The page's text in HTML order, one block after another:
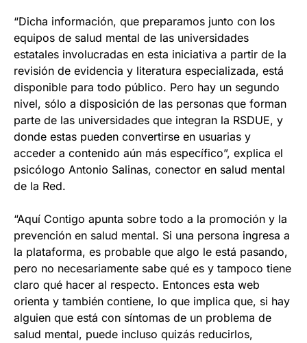
“Dicha información, que preparamos junto con los
equipos de salud mental de las universidades
estatales involucradas en esta iniciativa a partir de la
revisión de evidencia y literatura especializada, está
disponible para todo público. Pero hay un segundo
nivel, sólo a disposición de las personas que forman
parte de las universidades que integran la RSDUE, y
donde estas pueden convertirse en usuarias y
acceder a contenido aún más específico”, explica el
psicólogo Antonio Salinas, conector en salud mental
de la Red.
“Aquí Contigo apunta sobre todo a la promoción y la
prevención en salud mental. Si una persona ingresa a
la plataforma, es probable que algo le está pasando,
pero no necesariamente sabe qué es y tampoco tiene
claro qué hacer al respecto. Entonces esta web
orienta y también contiene, lo que implica que, si hay
alguien que está con síntomas de un problema de
salud mental, puede incluso quizás reducirlos,